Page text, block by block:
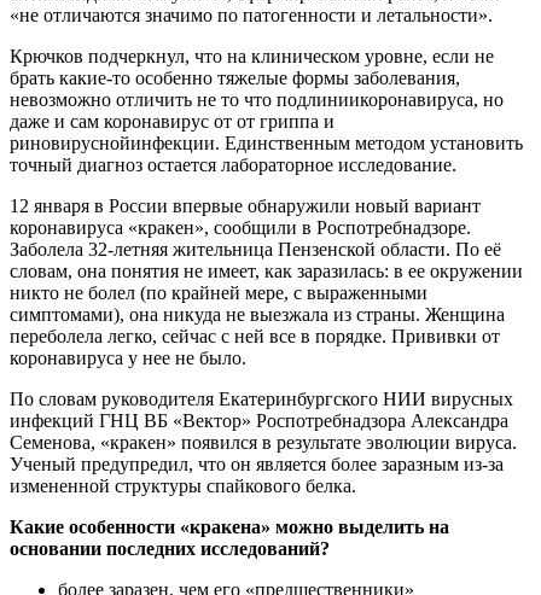
«не отличаются значимо по патогенности и летальности».
Крючков подчеркнул, что на клиническом уровне, если не
брать какие-то особенно тяжелые формы заболевания,
невозможно отличить не то что подлиниикоронавируса, но
даже и сам коронавирус от от гриппа и
риновируснойинфекции. Единственным методом установить
точный диагноз остается лабораторное исследование.
12 января в России впервые обнаружили новый вариант
коронавируса «кракен», сообщили в Роспотребнадзоре.
Заболела 32-летняя жительница Пензенской области. По её
словам, она понятия не имеет, как заразилась: в ее окружении
никто не болел (по крайней мере, с выраженными
симптомами), она никуда не выезжала из страны. Женщина
переболела легко, сейчас с ней все в порядке. Прививки от
коронавируса у нее не было.
По словам руководителя Екатеринбургского НИИ вирусных
инфекций ГНЦ ВБ «Вектор» Роспотребнадзора Александра
Семенова, «кракен» появился в результате эволюции вируса.
Ученый предупредил, что он является более заразным из-за
измененной структуры спайкового белка.
Какие особенности «кракена» можно выделить на
основании последних исследований?
более заразен, чем его «предшественники»